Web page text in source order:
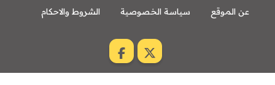
عن الموقع سياسة الخصوصية الشروط والاحكام